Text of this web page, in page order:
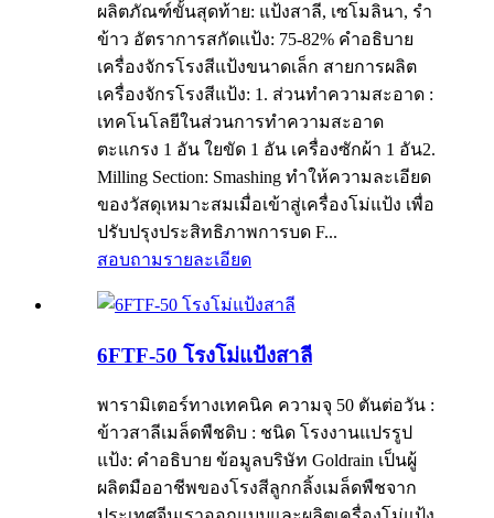
ผลิตภัณฑ์ขั้นสุดท้าย: แป้งสาลี, เซโมลินา, รำ
ข้าว อัตราการสกัดแป้ง: 75-82% คำอธิบาย
เครื่องจักรโรงสีแป้งขนาดเล็ก สายการผลิต
เครื่องจักรโรงสีแป้ง: 1. ส่วนทำความสะอาด :
เทคโนโลยีในส่วนการทำความสะอาด
ตะแกรง 1 อัน ใยขัด 1 อัน เครื่องซักผ้า 1 อัน2.
Milling Section: Smashing ทำให้ความละเอียด
ของวัสดุเหมาะสมเมื่อเข้าสู่เครื่องโม่แป้ง เพื่อ
ปรับปรุงประสิทธิภาพการบด F...
สอบถามรายละเอียด
6FTF-50 โรงโม่แป้งสาลี
พารามิเตอร์ทางเทคนิค ความจุ 50 ตันต่อวัน :
ข้าวสาลีเมล็ดพืชดิบ : ชนิด โรงงานแปรรูป
แป้ง: คำอธิบาย ข้อมูลบริษัท Goldrain เป็นผู้
ผลิตมืออาชีพของโรงสีลูกกลิ้งเมล็ดพืชจาก